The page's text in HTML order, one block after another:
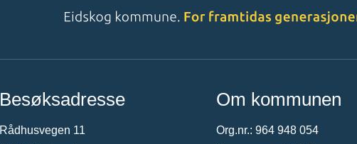
Besøksadresse
Rådhusvegen 11
Om kommunen
Org.nr.: 964 948 054